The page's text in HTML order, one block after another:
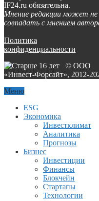
IF24.ru обязательна.
Мнение редакции может не
совпадать с мнением
Политика
конфиденциальности
© ООО
«Инвест-Форсайт», 2012-
Меню
ESG
Экономика
Инвестклимат
Аналитика
Прогнозы
Бизнес
Инвестиции
Финансы
Блокчейн
Стартапы
Технологии